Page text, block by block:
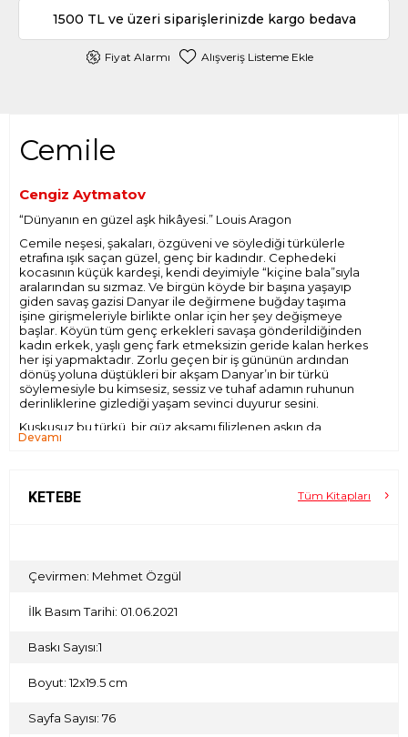
1500 TL ve üzeri siparişlerinizde kargo bedava
Fiyat Alarmı Alışveriş Listeme Ekle
Cemile
Cengiz Aytmatov
“Dünyanın en güzel aşk hikâyesi.” Louis Aragon
Cemile neşesi, şakaları, özgüveni ve söylediği türkülerle
etrafına ışık saçan güzel, genç bir kadındır. Cephedeki
kocasının küçük kardeşi, kendi deyimiyle “kiçine bala”sıyla
aralarından su sızmaz. Ve birgün köyde bir başına yaşayıp
giden savaş gazisi Danyar ile değirmene buğday taşıma
işine girişmeleriyle birlikte onlar için her şey değişmeye
başlar. Köyün tüm genç erkekleri savaşa gönderildiğinden
kadın erkek, yaşlı genç fark etmeksizin geride kalan herkes
her işi yapmaktadır. Zorlu geçen bir iş gününün ardından
dönüş yoluna düştükleri bir akşam Danyar’ın bir türkü
söylemesiyle bu kimsesiz, sessiz ve tuhaf adamın ruhunun
derinliklerine gizlediği yaşam sevinci duyurur sesini.
Kuşkusuz bu türkü, bir güz akşamı filizlenen aşkın da
habercisidir.
Hikâyeden çok etkilenen Fransız şair Louis Aragon onu
Devamı
KETEBE Tüm Kitapları
Çevirmen: Mehmet Özgül
İlk Basım Tarihi: 01.06.2021
Baskı Sayısı:1
Boyut: 12x19.5 cm
Sayfa Sayısı: 76